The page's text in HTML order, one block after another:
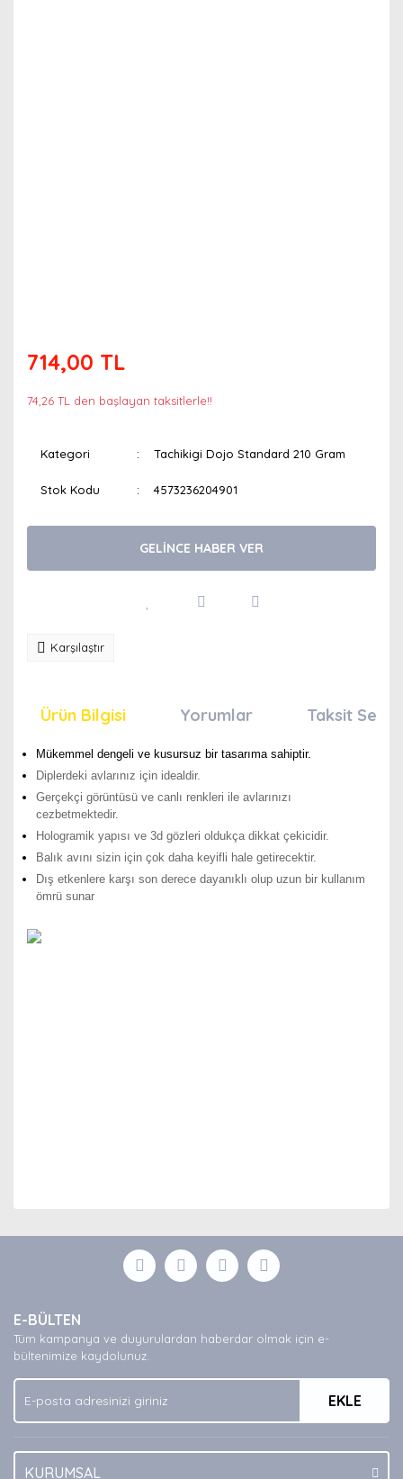
714,00 TL
74,26 TL den başlayan taksitlerle!!
Kategori Tachikigi Dojo Standard 210 Gram
Stok Kodu 4573236204901
GELİNCE HABER VER
Karşılaştır
Ürün Bilgisi Yorumlar Taksit
Mükemmel dengeli ve kusursuz bir tasarıma sahiptir.
Diplerdeki avlarınız için idealdir.
Gerçekçi görüntüsü ve canlı renkleri ile avlarınızı
cezbetmektedir.
Hologramik yapısı ve 3d gözleri oldukça dikkat çekicidir.
Balık avını sizin için çok daha keyifli hale getirecektir.
Dış etkenlere karşı son derece dayanıklı olup uzun bir kullanım
ömrü sunar
Yorum Yaz
formunu kullanarak tarafımıza iletebilirsiniz.
Görüş ve önerileriniz için teşekkür ederiz.
Ürün açıklamasında eksik bilgiler bulunuyor.
Ürün bilgilerinde hatalar bulunuyor.
Ürün fiyatı diğer sitelerden daha pahalı.
Bu ürüne benzer farklı alternatifler olmalı.
E-BÜLTEN
Tüm kampanya ve duyurulardan haberdar olmak için e-
bültenimize kaydolunuz.
EKLE
KURUMSAL